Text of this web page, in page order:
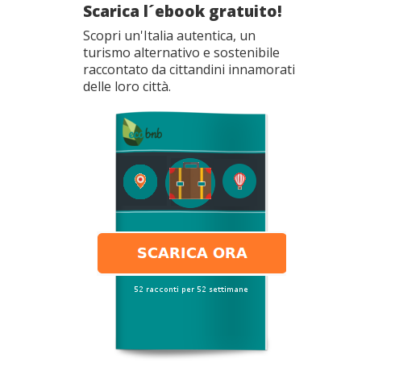
Scarica l´ebook gratuito!
Scopri un'Italia autentica, un
turismo alternativo e sostenibile
raccontato da cittandini innamorati
delle loro città.